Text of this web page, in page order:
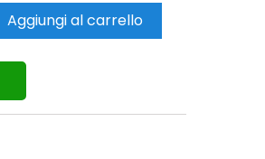
Aggiungi al carrello